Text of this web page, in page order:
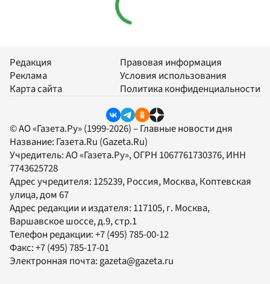
Редакция
Реклама
Карта сайта
Правовая информация
Условия использования
Политика конфиденциальности
© АО «Газета.Ру» (1999-2026) – Главные новости дня
Название: Газета.Ru (Gazeta.Ru)
Учредитель:АО «Газета.Ру», ОГРН 1067761730376, ИНН
7743625728
Адрес учредителя: 125239, Россия, Москва, Коптевская
улица, дом 67
Адрес редакции и издателя: 117105, г. Москва,
Варшавское шоссе, д.9, стр.1
Телефон редакции:+7 (495) 785-00-12
Факс:+7 (495) 785-17-01
Электронная почта:gazeta@gazeta.ru